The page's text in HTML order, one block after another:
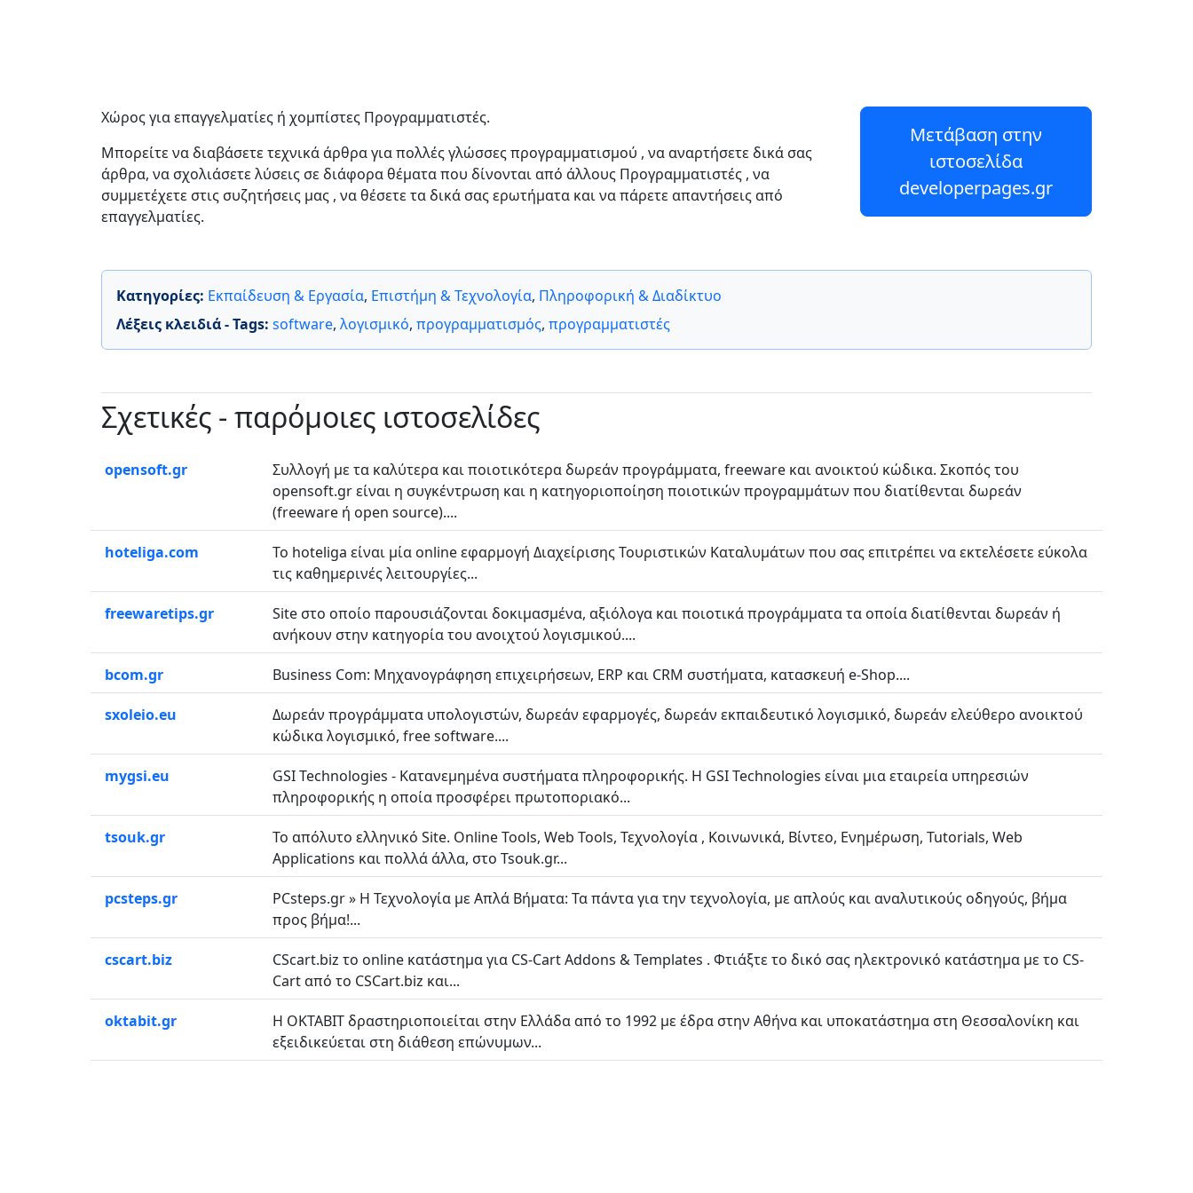
Χώρος για επαγγελματίες ή χομπίστες Προγραμματιστές.
Μπορείτε να διαβάσετε τεχνικά άρθρα για πολλές γλώσσες προγραμματισμού , να αναρτήσετε δικά σας
άρθρα, να σχολιάσετε λύσεις σε διάφορα θέματα που δίνονται από άλλους Προγραμματιστές , να
συμμετέχετε στις συζητήσεις μας , να θέσετε τα δικά σας ερωτήματα και να πάρετε απαντήσεις από
επαγγελματίες.
Μετάβαση στην
ιστοσελίδα
developerpages.gr
Κατηγορίες: Εκπαίδευση & Εργασία, Επιστήμη & Τεχνολογία, Πληροφορική & Διαδίκτυο
Λέξεις κλειδιά - Tags: software, λογισμικό, προγραμματισμός, προγραμματιστές
Σχετικές - παρόμοιες ιστοσελίδες
opensoft.gr
Συλλογή με τα καλύτερα και ποιοτικότερα δωρεάν προγράμματα, freeware και ανοικτού κώδικα. Σκοπός του
opensoft.gr είναι η συγκέντρωση και η κατηγοριοποίηση ποιοτικών προγραμμάτων που διατίθενται δωρεάν
(freeware ή open source)....
hoteliga.com
Το hoteliga είναι μία online εφαρμογή Διαχείρισης Τουριστικών Καταλυμάτων που σας επιτρέπει να εκτελέσετε εύκολα
τις καθημερινές λειτουργίες...
freewaretips.gr
Site στο οποίο παρουσιάζονται δοκιμασμένα, αξιόλογα και ποιοτικά προγράμματα τα οποία διατίθενται δωρεάν ή
ανήκουν στην κατηγορία του ανοιχτού λογισμικού....
bcom.gr Business Com: Μηχανογράφηση επιχειρήσεων, ERP και CRM συστήματα, κατασκευή e-Shop....
sxoleio.eu
Δωρεάν προγράμματα υπολογιστών, δωρεάν εφαρμογές, δωρεάν εκπαιδευτικό λογισμικό, δωρεάν ελεύθερο ανοικτού
κώδικα λογισμικό, free software....
mygsi.eu
GSI Technologies - Κατανεμημένα συστήματα πληροφορικής. Η GSI Technologies είναι μια εταιρεία υπηρεσιών
πληροφορικής η οποία προσφέρει πρωτοποριακό...
tsouk.gr
Το απόλυτο ελληνικό Site. Online Tools, Web Tools, Τεχνολογία , Κοινωνικά, Βίντεο, Ενημέρωση, Tutorials, Web
Applications και πολλά άλλα, στο Tsouk.gr...
pcsteps.gr
PCsteps.gr » Η Τεχνολογία με Απλά Βήματα: Τα πάντα για την τεχνολογία, με απλούς και αναλυτικούς οδηγούς, βήμα
προς βήμα!...
cscart.biz
CScart.biz το online κατάστημα για CS-Cart Addons & Templates . Φτιάξτε το δικό σας ηλεκτρονικό κατάστημα με το CS-
Cart από το CSCart.biz και...
oktabit.gr
Η ΟΚΤΑΒΙΤ δραστηριοποιείται στην Ελλάδα από το 1992 με έδρα στην Αθήνα και υποκατάστημα στη Θεσσαλονίκη και
εξειδικεύεται στη διάθεση επώνυμων...